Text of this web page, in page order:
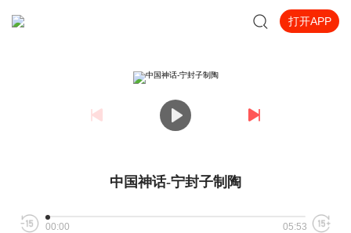
打开APP
中国神话-宁封子制陶
00:00 05:53